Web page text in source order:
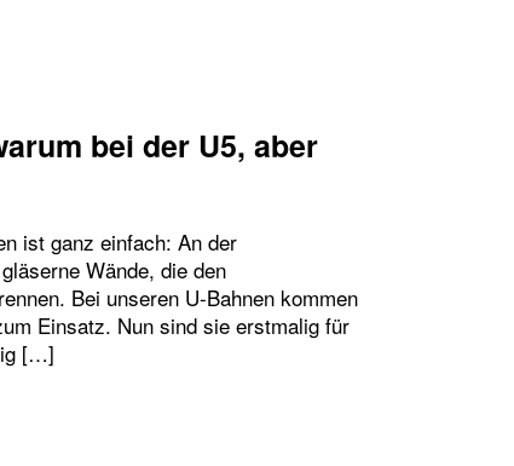
bei der U5, aber
ist ganz einfach: An der
Wände, die den
Bei unseren U-Bahnen kommen
Einsatz. Nun sind sie erstmalig für
[…]